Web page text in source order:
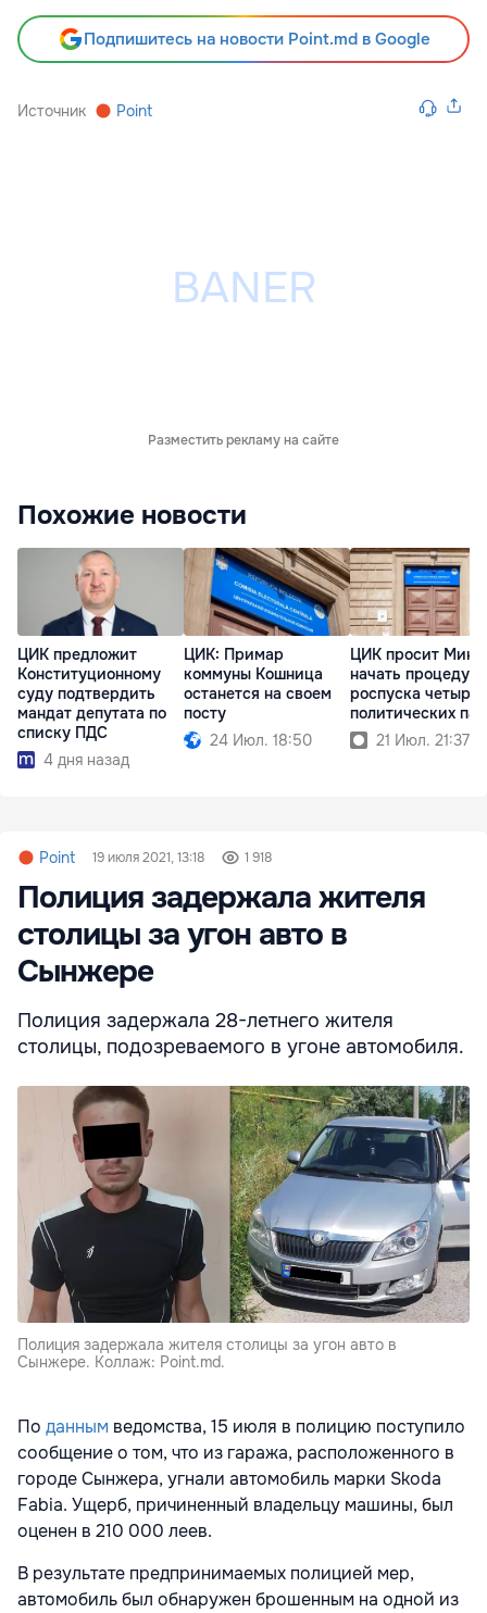
Подпишитесь на новости Point.md в Google
Источник Point
Разместить рекламу на сайте
Похожие новости
ЦИК предложит
Конституционному
суду подтвердить
мандат депутата по
списку ПДС
4 дня назад
ЦИК: Примар
коммуны Кошница
останется на своем
посту
24 Июл. 18:50
ЦИК просит
начать процедуру
роспуска четырёх
политических
21 Июл. 21:37
Point 19 июля 2021, 13:18 1 918
Полиция задержала жителя
столицы за угон авто в
Сынжере
Полиция задержала 28-летнего жителя
столицы, подозреваемого в угоне автомобиля.
Полиция задержала жителя столицы за угон авто в
Сынжере. Коллаж: Point.md.
По данным ведомства, 15 июля в полицию поступило
сообщение о том, что из гаража, расположенного в
городе Сынжера, угнали автомобиль марки Skoda
Fabia. Ущерб, причиненный владельцу машины, был
оценен в 210 000 леев.
В результате предпринимаемых полицией мер,
автомобиль был обнаружен брошенным на одной из